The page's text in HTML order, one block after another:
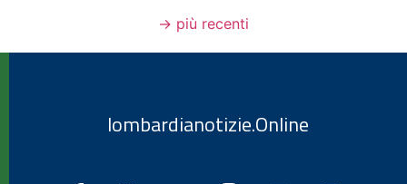
→ più recenti
lombardianotizie.Online